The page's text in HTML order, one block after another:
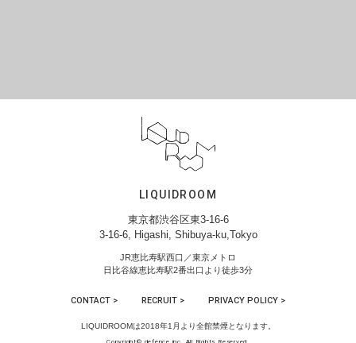
LIQUIDROOM
東京都渋谷区東3-16-6
3-16-6, Higashi, Shibuya-ku,Tokyo
JR恵比寿駅西口／東京メトロ
日比谷線恵比寿駅2番出口より徒歩3分
CONTACT > RECRUIT > PRIVACY POLICY >
LIQUIDROOMは2018年1月より全館禁煙となります。